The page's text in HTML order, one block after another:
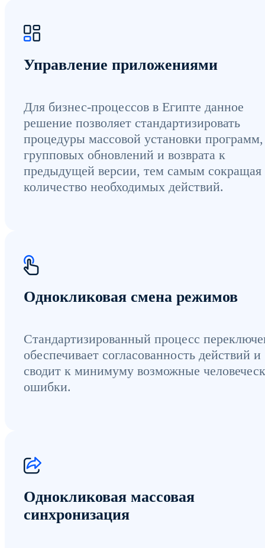
Управление приложениями
Для бизнес-процессов в Египте данное
решение позволяет стандартизировать
процедуры массовой установки программ,
групповых обновлений и возврата к
предыдущей версии, тем самым сокращая
количество необходимых действий.
Однокликовая смена режимов
Стандартизированный процесс
обеспечивает согласованность действий и
сводит к минимуму возможные
ошибки.
Однокликовая массовая
синхронизация